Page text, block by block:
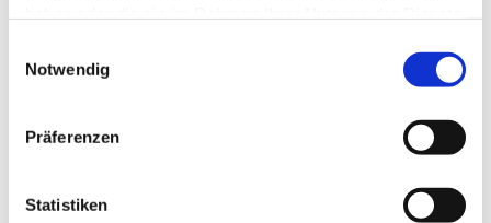
Notwendig
Präferenzen
Statistiken
Dies könnte Sie auch